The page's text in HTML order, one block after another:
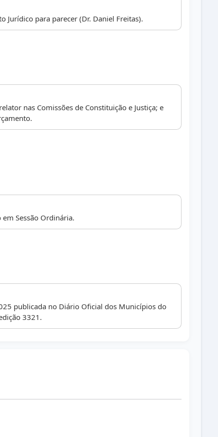
Jurídico para parecer (Dr. Daniel Freitas).
nas Comissões de Constituição e Justiça; e
Sessão Ordinária.
publicada no Diário Oficial dos Municípios do
3321.